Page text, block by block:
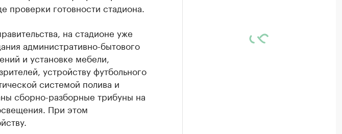
проверки готовности стадиона.
на стадионе уже
административно-бытового
и установке мебели,
устройству футбольного
системой полива и
сборно-разборные трибуны на
При этом